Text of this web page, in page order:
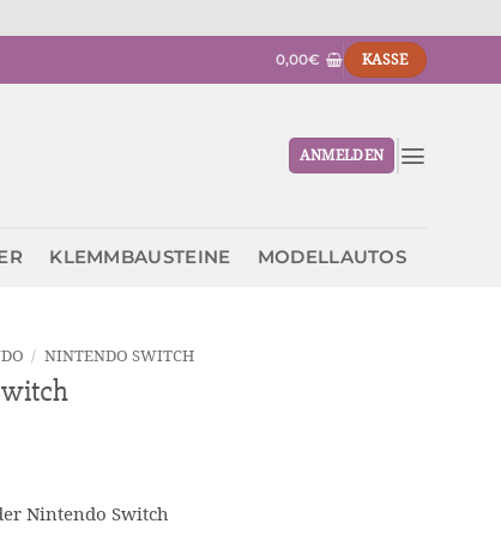
0,00€ KASSE
ANMELDEN
KLEMMBAUSTEINE MODELLAUTOS
/ NINTENDO SWITCH
Nintendo Switch